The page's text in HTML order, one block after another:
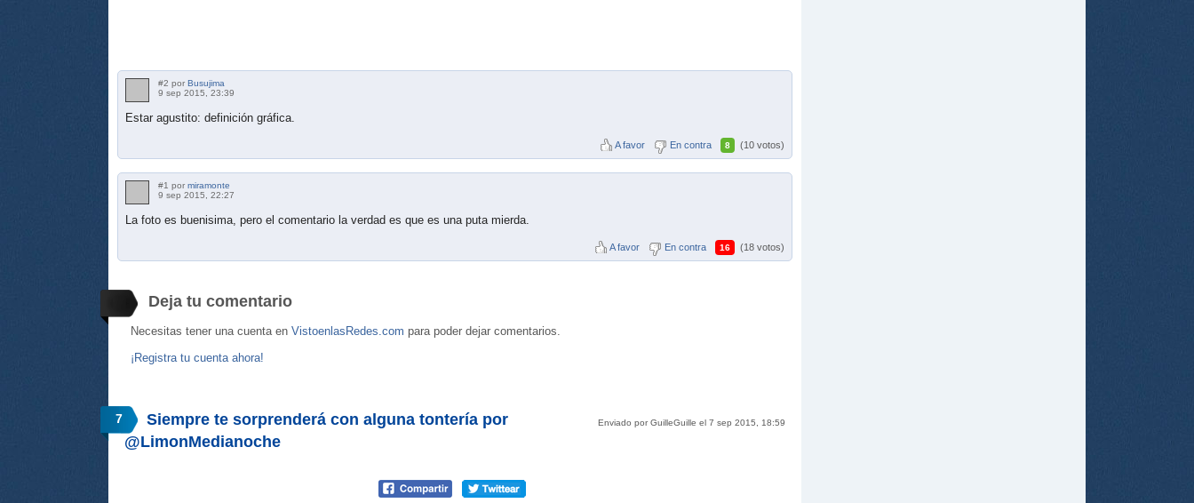
#2 por Busujima
9 sep 2015, 23:39
Estar agustito: definición gráfica.
A favor En contra 8 (10 votos)
#1 por miramonte
9 sep 2015, 22:27
La foto es buenisima, pero el comentario la verdad es que es una puta mierda.
A favor En contra 16 (18 votos)
Deja tu comentario
Necesitas tener una cuenta en VistoenlasRedes.com para poder dejar comentarios.
¡Registra tu cuenta ahora!
7 Enviado por GuilleGuille el 7 sep 2015, 18:59
Siempre te sorprenderá con alguna tontería por
@LimonMedianoche